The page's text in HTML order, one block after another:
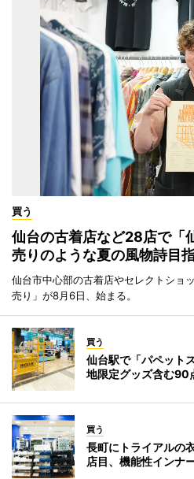
買う
仙台の古着店など28店で
売りのような夏の風物詩目
仙台市中心部の古着店やセレクトショ
売り」が8月6日、始まる。
買う
仙台駅で「パペット
地限定グッズ含む90
買う
長町にトライアルの
店目、機能性インナ